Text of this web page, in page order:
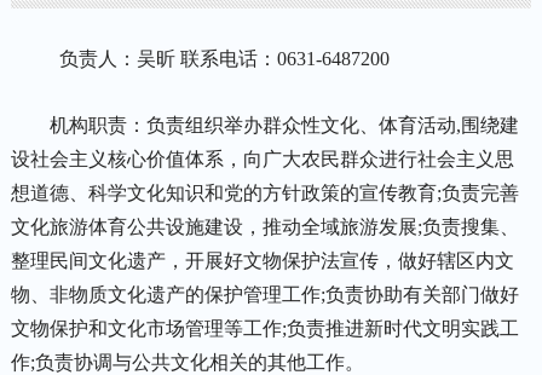
负责人：吴昕 联系电话：0631-6487200
机构职责：负责组织举办群众性文化、体育活动,围绕建
设社会主义核心价值体系，向广大农民群众进行社会主义思
想道德、科学文化知识和党的方针政策的宣传教育;负责完善
文化旅游体育公共设施建设，推动全域旅游发展;负责搜集、
整理民间文化遗产，开展好文物保护法宣传，做好辖区内文
物、非物质文化遗产的保护管理工作;负责协助有关部门做好
文物保护和文化市场管理等工作;负责推进新时代文明实践工
作;负责协调与公共文化相关的其他工作。